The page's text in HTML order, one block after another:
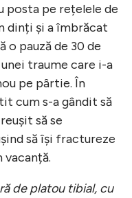
posta pe rețelele de
dinți și a îmbrăcat
o pauză de 30 de
traume care i-a
pe pârtie. În
cum s-a gândit să
să se
să își fractureze
de platou tibial, cu